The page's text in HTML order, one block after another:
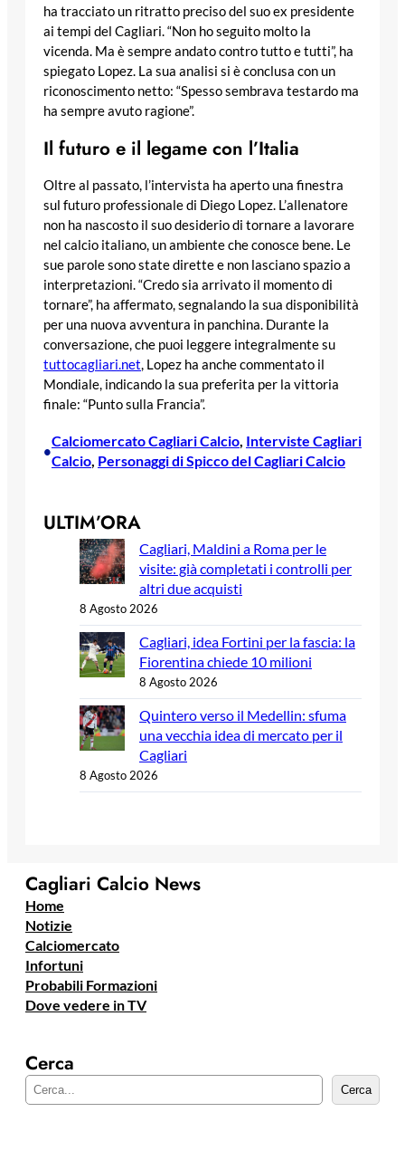
ha tracciato un ritratto preciso del suo ex presidente
ai tempi del Cagliari. “Non ho seguito molto la
vicenda. Ma è sempre andato contro tutto e tutti”, ha
spiegato Lopez. La sua analisi si è conclusa con un
riconoscimento netto: “Spesso sembrava testardo ma
ha sempre avuto ragione”.
Il futuro e il legame con l’Italia
Oltre al passato, l’intervista ha aperto una finestra
sul futuro professionale di Diego Lopez. L’allenatore
non ha nascosto il suo desiderio di tornare a lavorare
nel calcio italiano, un ambiente che conosce bene. Le
sue parole sono state dirette e non lasciano spazio a
interpretazioni. “Credo sia arrivato il momento di
tornare”, ha affermato, segnalando la sua disponibilità
per una nuova avventura in panchina. Durante la
conversazione, che puoi leggere integralmente su
tuttocagliari.net, Lopez ha anche commentato il
Mondiale, indicando la sua preferita per la vittoria
finale: “Punto sulla Francia”.
•
Calciomercato Cagliari Calcio, Interviste Cagliari
Calcio, Personaggi di Spicco del Cagliari Calcio
ULTIM’ORA
Cagliari, Maldini a Roma per le
visite: già completati i controlli per
altri due acquisti
8 Agosto 2026
Cagliari, idea Fortini per la fascia: la
Fiorentina chiede 10 milioni
8 Agosto 2026
Quintero verso il Medellin: sfuma
una vecchia idea di mercato per il
Cagliari
8 Agosto 2026
Cagliari Calcio News
Home
Notizie
Calciomercato
Infortuni
Probabili Formazioni
Dove vedere in TV
Cerca
e
Cerca